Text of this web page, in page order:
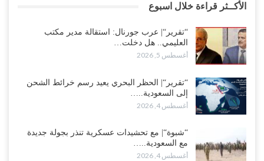
الأكــثر قراءة خلال اسبوع
“تقرير“| عرب جورنال: استقالة مدير مكتب
العليمي.. هل دخلت…
أغسطس 5, 2026
“تقرير“| الحظر البحري يعيد رسم خرائط الشحن
إلى السعودية..…
أغسطس 4, 2026
“شبوة“| مع تحشيدات عسكرية تنذر بجولة جديدة
مع السعودية..…
أغسطس 4, 2026